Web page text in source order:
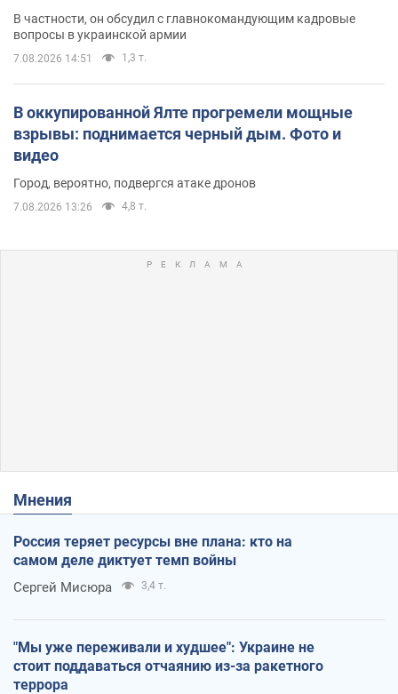
В частности, он обсудил с главнокомандующим кадровые
вопросы в украинской армии
7.08.2026 14:51 1,3 т.
В оккупированной Ялте прогремели мощные
взрывы: поднимается черный дым. Фото и
видео
Город, вероятно, подвергся атаке дронов
7.08.2026 13:26 4,8 т.
Мнения
Россия теряет ресурсы вне плана: кто на
самом деле диктует темп войны
Сергей Мисюра 3,4 т.
"Мы уже переживали и худшее": Украине не
стоит поддаваться отчаянию из-за ракетного
террора